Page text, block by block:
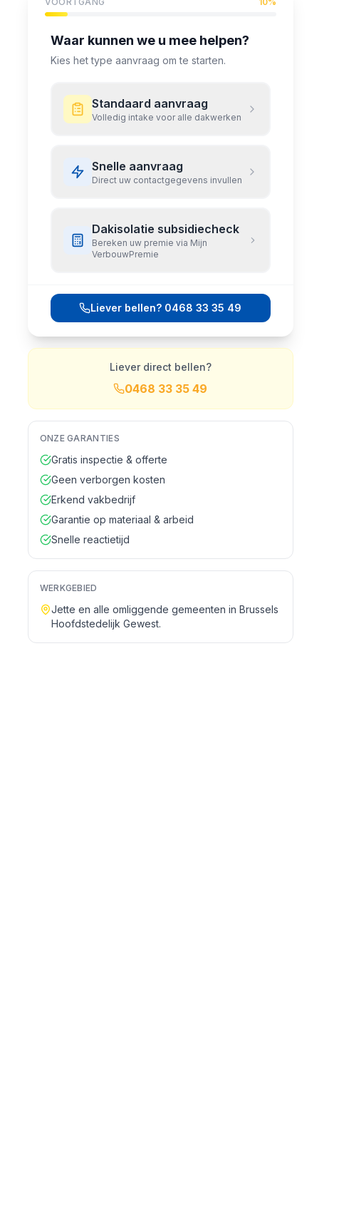
Waar kunnen we u mee helpen?
Kies het type aanvraag om te starten.
Standaard aanvraag
Volledig intake voor alle dakwerken
Snelle aanvraag
Direct uw contactgegevens invullen
Dakisolatie subsidiecheck
Bereken uw premie via Mijn
VerbouwPremie
Liever bellen? 0468 33 35 49
Liever direct bellen?
0468 33 35 49
ONZE GARANTIES
Gratis inspectie & offerte
Geen verborgen kosten
Erkend vakbedrijf
Garantie op materiaal & arbeid
Snelle reactietijd
WERKGEBIED
Jette en alle omliggende gemeenten in Brussels
Hoofdstedelijk Gewest.